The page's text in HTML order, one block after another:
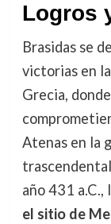
Logros
Brasidas se
victorias en
Grecia,
Atenas en la
año 431
el sitio de